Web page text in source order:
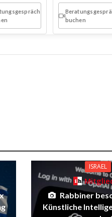
buchen
ISRAEL
Rabbiner
Künstliche